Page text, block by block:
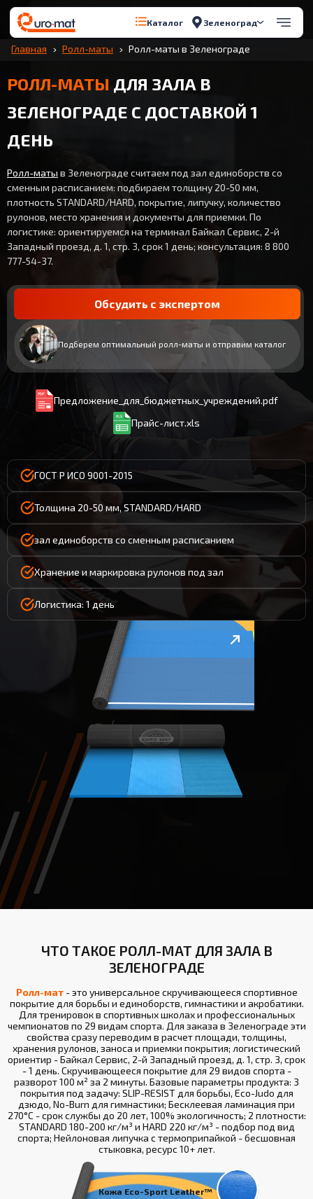
Каталог Зеленоград
Главная Ролл-маты Ролл-маты в Зеленограде
РОЛЛ-МАТЫ ДЛЯ ЗАЛА В
ЗЕЛЕНОГРАДЕ С ДОСТАВКОЙ 1
ДЕНЬ
Ролл-маты в Зеленограде считаем под зал единоборств со
сменным расписанием: подбираем толщину 20-50 мм,
плотность STANDARD/HARD, покрытие, липучку, количество
рулонов, место хранения и документы для приемки. По
логистике: ориентируемся на терминал Байкал Сервис, 2-й
Западный проезд, д. 1, стр. 3, срок 1 день; консультация: 8 800
777-54-37.
Обсудить с экспертом
Подберем оптимальный ролл-маты и отправим каталог
Предложение_для_бюджетных_учреждений.pdf
Прайс-лист.xls
ГОСТ Р ИСО 9001-2015
Толщина 20-50 мм, STANDARD/HARD
зал единоборств со сменным расписанием
Хранение и маркировка рулонов под зал
Логистика: 1 день
ЧТО ТАКОЕ РОЛЛ-МАТ ДЛЯ ЗАЛА В
ЗЕЛЕНОГРАДЕ
Ролл-мат- это универсальное скручивающееся спортивное
покрытие для борьбы и единоборств, гимнастики и акробатики.
Для тренировок в спортивных школах и профессиональных
чемпионатов по 29 видам спорта. Для заказа в Зеленограде эти
свойства сразу переводим в расчет площади, толщины,
хранения рулонов, заноса и приемки покрытия; логистический
ориентир - Байкал Сервис, 2-й Западный проезд, д. 1, стр. 3, срок
- 1 день. Скручивающееся покрытие для 29 видов спорта -
разворот 100 м² за 2 минуты. Базовые параметры продукта: 3
покрытия под задачу: SLIP-RESIST для борьбы, Eco-Judo для
дзюдо, No-Burn для гимнастики; Бесклеевая ламинация при
270°С - срок службы до 20 лет, 100% экологичность; 2 плотности:
STANDARD 180-200 кг/м³ и HARD 220 кг/м³ - подбор под вид
спорта; Нейлоновая липучка с термоприпайкой - бесшовная
стыковка, ресурс 10+ лет.
Кожа Eco-Sport Leather™